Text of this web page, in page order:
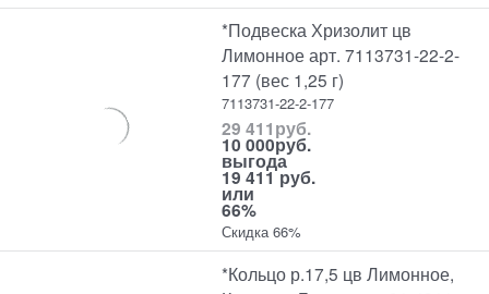
*Подвеска Хризолит цв
Лимонное арт. 7113731-22-2-
177 (вес 1,25 г)
7113731-22-2-177
29 411руб.
10 000руб.
выгода
19 411 руб.
или
66%
Скидка 66%
*Кольцо р.17,5 цв Лимонное,